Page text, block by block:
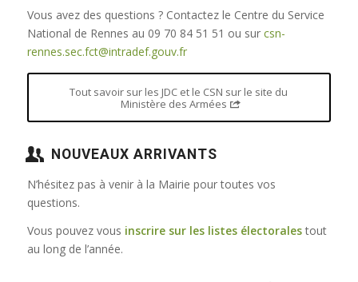
Vous avez des questions ? Contactez le Centre du Service
National de Rennes au 09 70 84 51 51 ou sur csn-
rennes.sec.fct@intradef.gouv.fr
Tout savoir sur les JDC et le CSN sur le site du
Ministère des Armées
NOUVEAUX ARRIVANTS
N’hésitez pas à venir à la Mairie pour toutes vos
questions.
Vous pouvez vous inscrire sur les listes électoralestout
au long de l’année.